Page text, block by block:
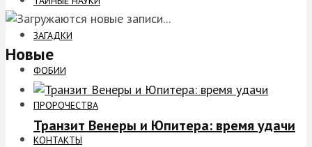
ЗАГАДКИ
ФОБИИ
ПРОРОЧЕСТВА
КОНТАКТЫ
Новые
Транзит Венеры и Юпитера: время удачи